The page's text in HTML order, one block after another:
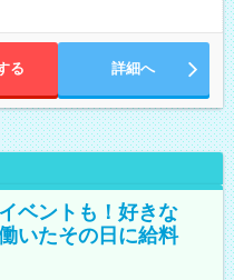
る 詳細へ
ベントも！好きな
いたその日に給料